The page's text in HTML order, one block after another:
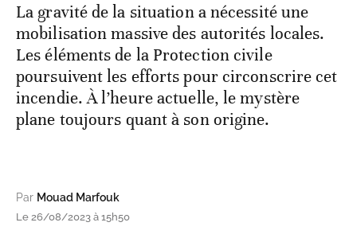
La gravité de la situation a nécessité une
mobilisation massive des autorités locales.
Les éléments de la Protection civile
poursuivent les efforts pour circonscrire cet
incendie. À l’heure actuelle, le mystère
plane toujours quant à son origine.
Par Mouad Marfouk
Le 26/08/2023 à 15h50